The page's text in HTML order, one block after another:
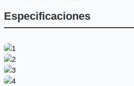
Especificaciones